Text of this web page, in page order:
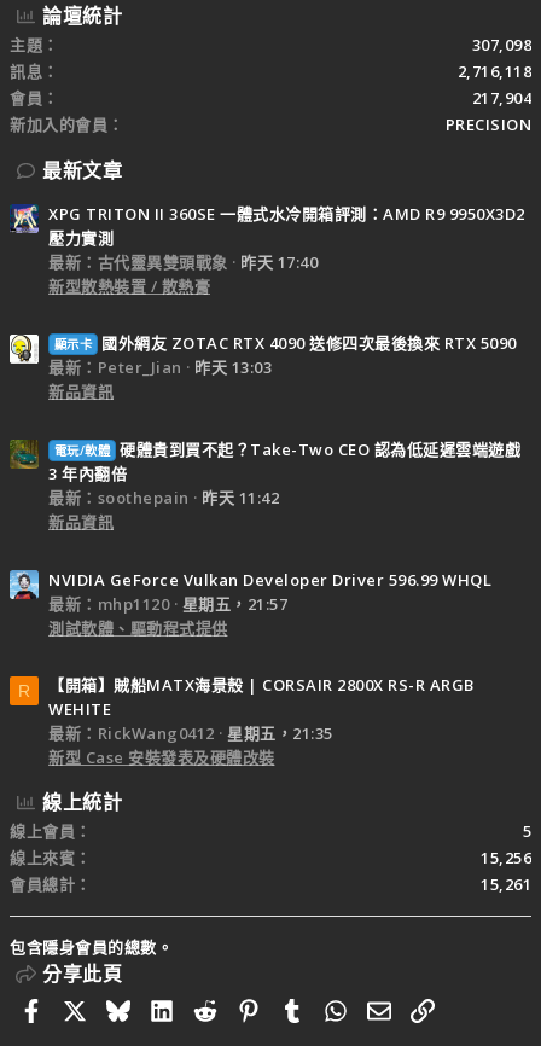
論壇統計
主題
307,098
訊息
2,716,118
會員
217,904
新加入的會員
PRECISION
最新文章
XPG TRITON II 360SE 一體式水冷開箱評測：AMD R9 9950X3D2
壓力實測
最新：古代靈異雙頭戰象
昨天 17:40
新型散熱裝置 / 散熱膏
顯示卡
國外網友 ZOTAC RTX 4090 送修四次最後換來 RTX 5090
最新：Peter_Jian
昨天 13:03
新品資訊
電玩/軟體 硬體貴到買不起？Take-Two CEO 認為低延遲雲端遊戲
3 年內翻倍
最新：soothepain
昨天 11:42
新品資訊
NVIDIA GeForce Vulkan Developer Driver 596.99 WHQL
最新：mhp1120
星期五，21:57
測試軟體、驅動程式提供
R
【開箱】賊船MATX海景殼 | CORSAIR 2800X RS-R ARGB
WEHITE
最新：RickWang0412
星期五，21:35
新型 Case 安裝發表及硬體改裝
線上統計
線上會員
5
線上來賓
15,256
會員總計
15,261
包含隱身會員的總數。
分享此頁
FacebookBlueskyLinkedIn
RedditPinterestTumblrWhatsApp
電子郵件
連結